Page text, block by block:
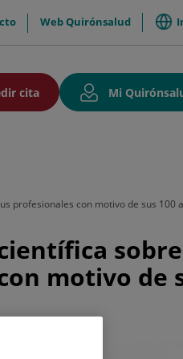
Web Quirónsalud
cita Este
enlace
se
Mi
profesionales con motivo de sus 100
sobre
motivo de